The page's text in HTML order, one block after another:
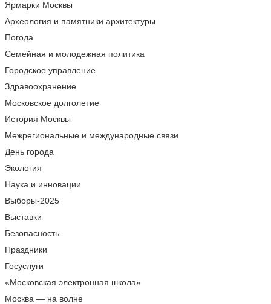
Ярмарки Москвы
Археология и памятники архитектуры
Погода
Семейная и молодежная политика
Городское управление
Здравоохранение
Московское долголетие
История Москвы
Межрегиональные и международные связи
День города
Экология
Наука и инновации
Выборы-2025
Выставки
Безопасность
Праздники
Госуслуги
«Московская электронная школа»
Москва — на волне